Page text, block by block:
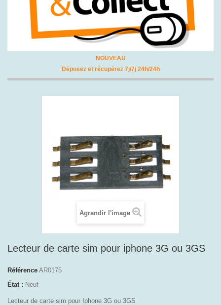
NOUVEAU
Déposez et récupérez 7j/7j 24h/24h
Agrandir l'image
Lecteur de carte sim pour iphone 3G ou 3GS
Référence AR0175
État : Neuf
Lecteur de carte sim pour Iphone 3G ou 3GS